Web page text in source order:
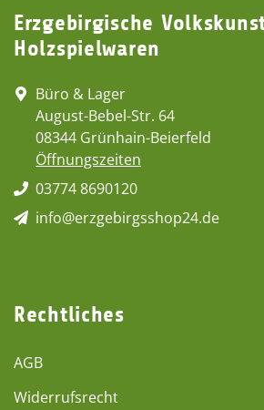
Erzgebirgische
Holzspielwaren
Büro & Lager
August-Bebel-Str. 64
08344 Grünhain-Beierfeld
Öffnungszeiten
03774 8690120
info@erzgebirgsshop24.de
Rechtliches
AGB
Widerrufsrecht